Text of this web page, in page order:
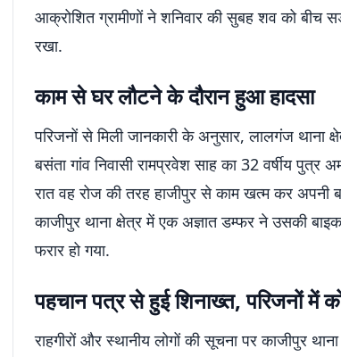
आक्रोशित ग्रामीणों ने शनिवार की सुबह शव को
रखा.
काम से घर लौटने के दौरान हुआ हादसा
परिजनों से मिली जानकारी के अनुसार, लालगंज थाना
बसंता गांव निवासी रामप्रवेश साह का 32 वर्षीय
रात वह रोज की तरह हाजीपुर से काम खत्म कर अपनी
काजीपुर थाना क्षेत्र में एक अज्ञात डम्फर ने उसकी
फरार हो गया.
पहचान पत्र से हुई शिनाख्त, परिजनों में
राहगीरों और स्थानीय लोगों की सूचना पर काजीपुर